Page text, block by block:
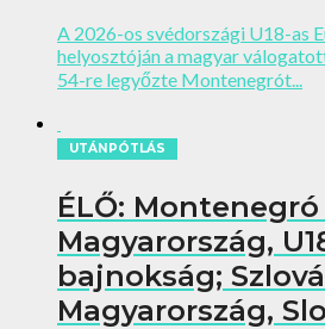
A 2026-os svédországi U18-as
helyosztóján a magyar
54-re legyőzte Montenegrót...
UTÁNPÓTLÁS
ÉLŐ: Montenegró
Magyarország,
bajnokság;
Magyarország,